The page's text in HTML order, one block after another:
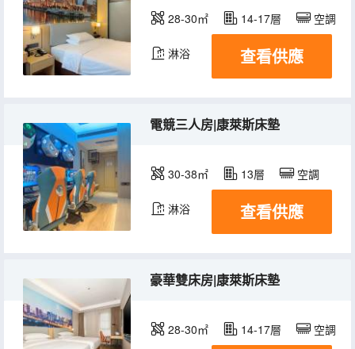
28-30㎡ 14-17層 空調
淋浴 查看供應
電競三人房|康萊斯床墊
30-38㎡ 13層 空調
淋浴 查看供應
豪華雙床房|康萊斯床墊
28-30㎡ 14-17層 空調